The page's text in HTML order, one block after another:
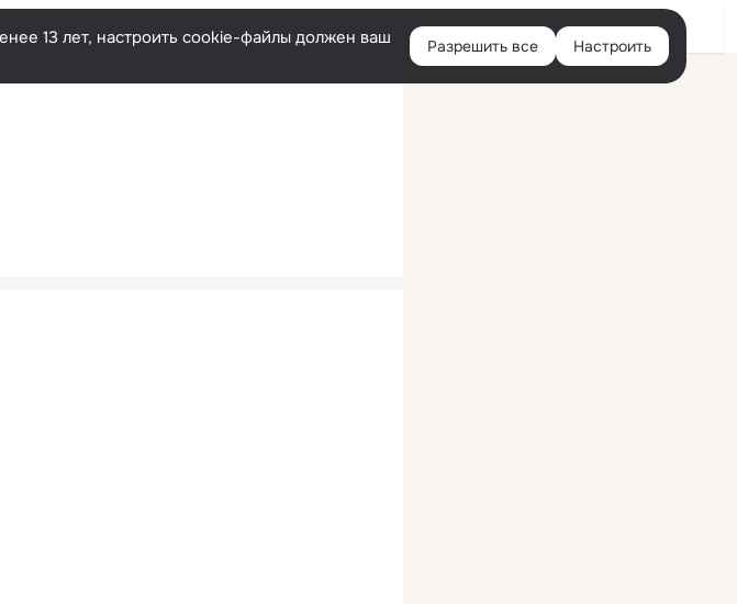
Русский Войти
13 лет, настроить cookie-файлы должен ваш
Разрешить все Настроить